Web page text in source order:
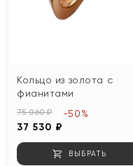
Кольцо из золота с
фианитами
75 060 ₽
37 530 ₽
-50%
ВЫБРАТЬ